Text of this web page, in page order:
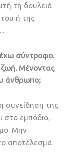
τη δουλειά
ή της
σύντροφο.
Μένοντας
άνθρωπο;
συνείδηση της
στο εμπόδιο,
Μην
αποτέλεσμα